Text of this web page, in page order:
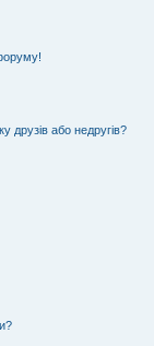
друзів або недругів?